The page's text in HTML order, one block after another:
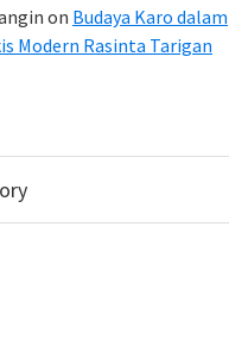
on Budaya Karo dalam
Modern Rasinta Tarigan